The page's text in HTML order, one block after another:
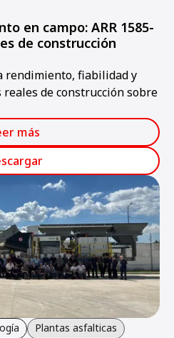
en campo: ARR 1585-
de construcción
rendimiento, fiabilidad y
de construcción sobre
más
Plantas asfalticas